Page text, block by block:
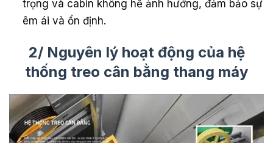
trọng và cabin không hề ảnh hưởng, đảm bảo sự
êm ái và ổn định.
2/ Nguyên lý hoạt động của hệ
thống treo cân bằng thang máy